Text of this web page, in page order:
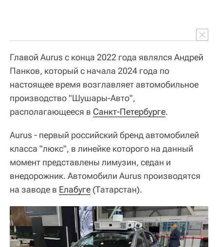
Главой Aurus с конца 2022 года являлся Андрей
Панков, который с начала 2024 года по
настоящее время возглавляет автомобильное
производство "Шушары-Авто",
располагающееся в Санкт-Петербурге.
Aurus - первый российский бренд автомобилей
класса "люкс", в линейке которого на данный
момент представлены лимузин, седан и
внедорожник. Автомобили Aurus производятся
на заводе в Елабуге (Татарстан).